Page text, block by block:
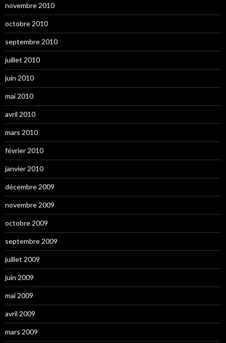
novembre 2010
octobre 2010
septembre 2010
juillet 2010
juin 2010
mai 2010
avril 2010
mars 2010
février 2010
janvier 2010
décembre 2009
novembre 2009
octobre 2009
septembre 2009
juillet 2009
juin 2009
mai 2009
avril 2009
mars 2009